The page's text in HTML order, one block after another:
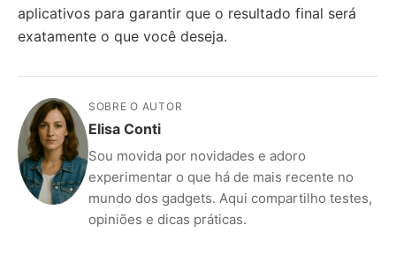
aplicativos para garantir que o resultado final será
exatamente o que você deseja.
SOBRE O AUTOR
Elisa Conti
Sou movida por novidades e adoro
experimentar o que há de mais recente no
mundo dos gadgets. Aqui compartilho testes,
opiniões e dicas práticas.